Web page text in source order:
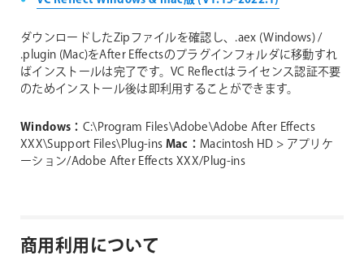
ダウンロードしたZipファイルを確認し、.aex (Windows) /
.plugin (Mac)をAfter Effectsのプラグインフォルダに移動すれ
ばインストールは完了です。VC Reflectはライセンス認証不要
のためインストール後は即利用することができます。
Windows： C:\Program Files\Adobe\Adobe After Effects
XXX\Support Files\Plug-ins Mac： Macintosh HD > アプリケ
ーション/Adobe After Effects XXX/Plug-ins
商用利用について